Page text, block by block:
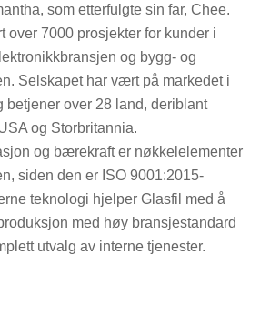
som etterfulgte sin far, Chee.
over 7000 prosjekter for kunder i
og bygg- og
Selskapet har vært på markedet i
betjener over 28 land, deriblant
og Storbritannia.
og bærekraft er nøkkelelementer
siden den er ISO 9001:2015-
teknologi hjelper Glasfil med å
med høy bransjestandard
utvalg av interne tjenester.